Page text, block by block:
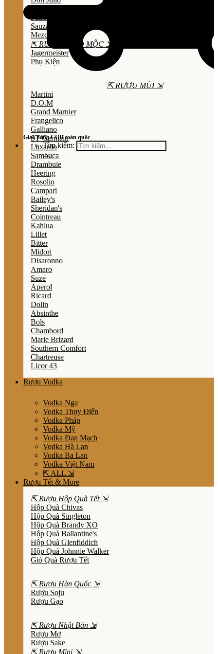
Giao hàng COD toàn quốc
Tìm kiếm:
Sauza
Mezcal
⇱ RƯỢU THẢO MỘC ⇲
Jagermeister
Phụ Kiện
⇱ RƯỢU MÙI ⇲
Martini
D.O.M
Grand Marnier
Frangelico
Galliano
ST Germain
Luxardo
Sambuca
Drambuie
Heering
Rosolio
Campari
Bailey's
Sheridan's
Cointreau
Kahlua
Lillet
Bitter
Midori
Disaronno
Amaro
Suze
Aperol
Ricard
Dolin
Absinthe
Bols
Chambord
Marie Brizard
Southern Comfort
Chartreuse
Licor 43
Rượu Vodka
Vodka Nga
Vodka Thụy Điển
Vodka Pháp
Vodka Mỹ
Vodka Đan Mạch
Vodka Hà Lan
Vodka Ba Lan
Vodka Việt Nam
⇱ ALL ⇲
Rượu Tết & More
⇱ Rượu Hộp Quà Tết ⇲
Hộp Quà Chivas
Hộp Quà Singleton
Hộp Quà Brandy XO
Hộp Quà Ballantine's
Hộp Quà Glenfiddich
Hộp Quà Johnnie Walker
Giỏ Quà Rượu Tết
⇱ Rượu Hàn Quốc ⇲
Rượu Soju
Rượu Gạo
⇱ Rượu Nhật Bản ⇲
Rượu Mơ
Rượu Sake
⇱ Rượu Mini ⇲